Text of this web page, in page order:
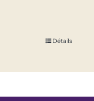
Détails